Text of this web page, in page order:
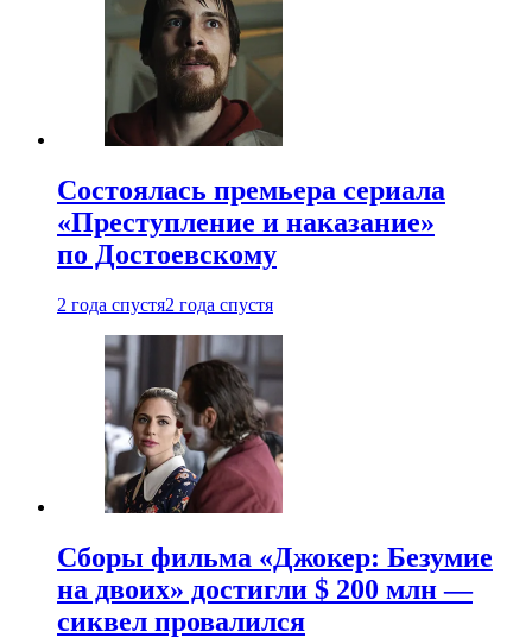
Состоялась премьера сериала
«Преступление и наказание»
по Достоевскому
2 года спустя2 года спустя
Сборы фильма «Джокер: Безумие
на двоих» достигли $ 200 млн —
сиквел провалился